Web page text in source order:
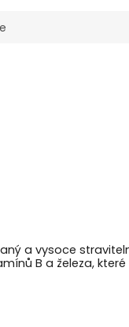
a vysoce
B a železa,